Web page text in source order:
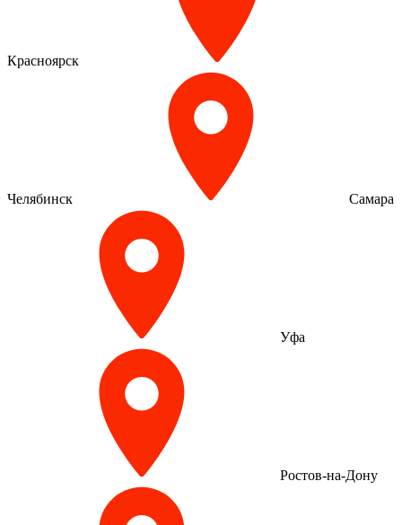
Красноярск
Челябинск Самара
Уфа
Ростов-на-Дону